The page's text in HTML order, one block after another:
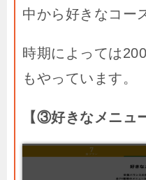
中から好きなコー
時期によっては
もやっています。
【③好きなメニュ